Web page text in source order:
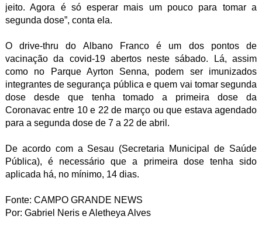
jeito. Agora é só esperar mais um pouco para tomar a
segunda dose”, conta ela.
O drive-thru do Albano Franco é um dos pontos de
vacinação da covid-19 abertos neste sábado. Lá, assim
como no Parque Ayrton Senna, podem ser imunizados
integrantes de segurança pública e quem vai tomar segunda
dose desde que tenha tomado a primeira dose da
Coronavac entre 10 e 22 de março ou que estava agendado
para a segunda dose de 7 a 22 de abril.
De acordo com a Sesau (Secretaria Municipal de Saúde
Pública), é necessário que a primeira dose tenha sido
aplicada há, no mínimo, 14 dias.
Fonte: CAMPO GRANDE NEWS
Por: Gabriel Neris e Aletheya Alves